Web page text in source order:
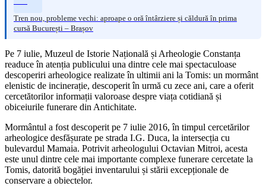
Tren nou, probleme vechi: aproape o oră întârziere și căldură în prima
cursă București – Brașov
Pe 7 iulie, Muzeul de Istorie Națională și Arheologie Constanța
readuce în atenția publicului una dintre cele mai spectaculoase
descoperiri arheologice realizate în ultimii ani la Tomis: un mormânt
elenistic de incinerație, descoperit în urmă cu zece ani, care a oferit
cercetătorilor informații valoroase despre viața cotidiană și
obiceiurile funerare din Antichitate.
Mormântul a fost descoperit pe 7 iulie 2016, în timpul cercetărilor
arheologice desfășurate pe strada I.G. Duca, la intersecția cu
bulevardul Mamaia. Potrivit arheologului Octavian Mitroi, acesta
este unul dintre cele mai importante complexe funerare cercetate la
Tomis, datorită bogăției inventarului și stării excepționale de
conservare a obiectelor.